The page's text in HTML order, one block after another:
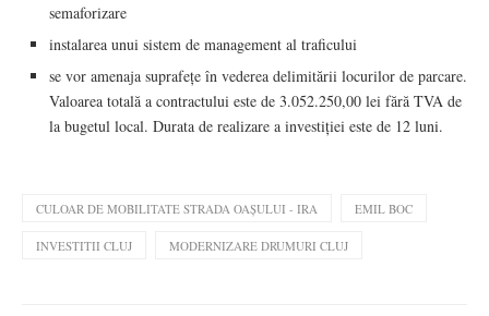
semaforizare
instalarea unui sistem de management al traficului
se vor amenaja suprafețe în vederea delimitării locurilor de parcare.
Valoarea totală a contractului este de 3.052.250,00 lei fără TVA de
la bugetul local. Durata de realizare a investiției este de 12 luni.
CULOAR DE MOBILITATE STRADA OAȘULUI - IRA EMIL BOC
INVESTITII CLUJ MODERNIZARE DRUMURI CLUJ